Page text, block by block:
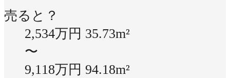
売ると？
2,534万円 35.73m²
〜
9,118万円 94.18m²